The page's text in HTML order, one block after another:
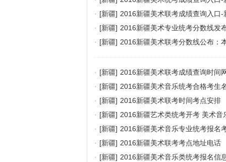
· [新疆] 2016新疆美术联考成绩查询入口-
· [新疆] 2016新疆美术专业统考分数线发
· [新疆] 2016新疆美术联考分数线公布：
· [新疆] 2016新疆美术联考成绩查询时间
· [新疆] 2016新疆美术音乐统考合格考生
· [新疆] 2016新疆美术联考时间考点安排
· [新疆] 2016新疆艺术类统考开考 美术音
· [新疆] 2016新疆美术音乐专业统考报名
· [新疆] 2016新疆美术联考考点地址电话
· [新疆] 2016新疆美术音乐类统考报名信